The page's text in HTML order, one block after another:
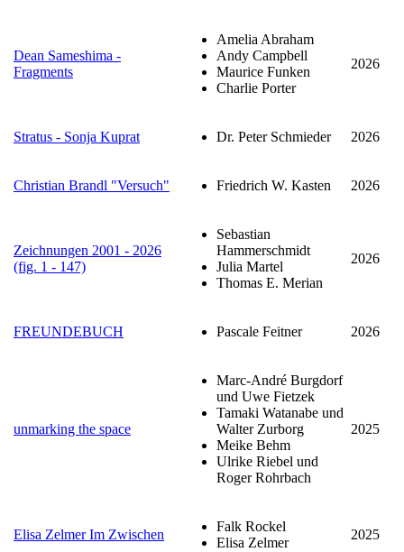
Dean Sameshima -
Fragments
Amelia Abraham
Andy Campbell
Maurice Funken
Charlie Porter
2026
Stratus - Sonja Kuprat Dr. Peter Schmieder 2026
Christian Brandl "Versuch" Friedrich W. Kasten 2026
Zeichnungen 2001 - 2026
(fig. 1 - 147)
Sebastian
Hammerschmidt
Julia Martel
Thomas E. Merian
2026
FREUNDEBUCH Pascale Feitner 2026
unmarking the space
Marc-André Burgdorf
und Uwe Fietzek
Tamaki Watanabe und
Walter Zurborg
Meike Behm
Ulrike Riebel und
Roger Rohrbach
2025
Elisa Zelmer Im Zwischen
Falk Rockel
Elisa Zelmer
2025